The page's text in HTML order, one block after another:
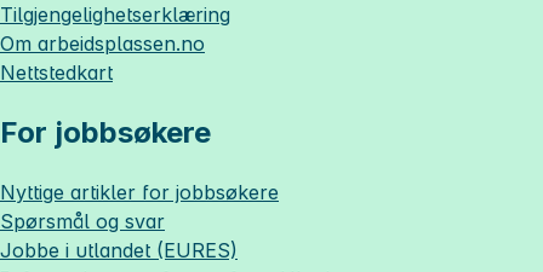
Tilgjengelighetserklæring
Om arbeidsplassen.no
Nettstedkart
For jobbsøkere
Nyttige artikler for jobbsøkere
Spørsmål og svar
Jobbe i utlandet (EURES)